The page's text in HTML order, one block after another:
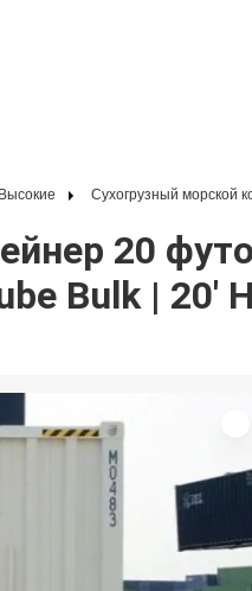
Высокие Сухогрузный
Bulk |